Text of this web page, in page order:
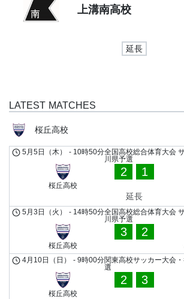
上溝南高校
延長
LATEST MATCHES
桜丘高校
全国高校総合体育大会
川県予選
5月5日（木） - 10時50分
桜丘高校
2 1
延長
全国高校総合体育大会
川県予選
5月3日（火） - 14時50分
桜丘高校
3 2
関東高校サッカー大会
選
4月10日（日） - 9時00分
桜丘高校
2 3